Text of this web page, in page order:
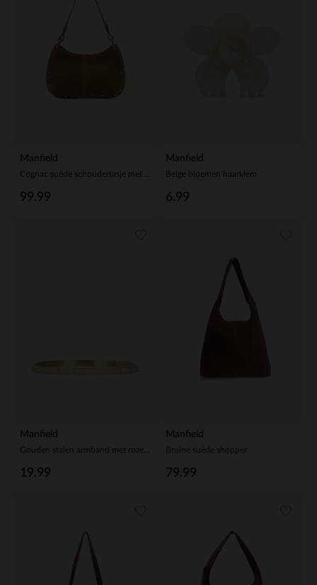
Manfield
99.99
Manfield
Beige bloemen haarklem
6.99
Manfield
19.99
Manfield
Bruine suède shopper
79.99